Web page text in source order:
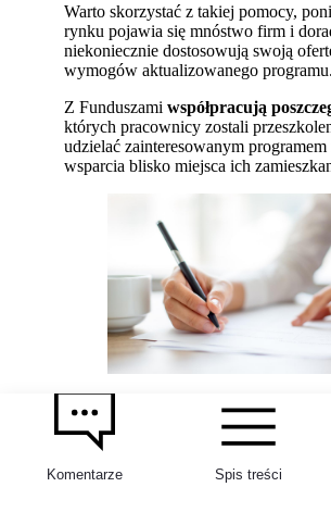
Warto skorzystać z takiej pomocy,
rynku pojawia się mnóstwo firm i
niekoniecznie dostosowują swoją
wymogów aktualizowanego programu.
Z Funduszamiwspółpracują
których pracownicy zostali
udzielać zainteresowanym
wsparcia blisko miejsca ich
Program Czyste
Powietrze dla
Komentarze Spis treści